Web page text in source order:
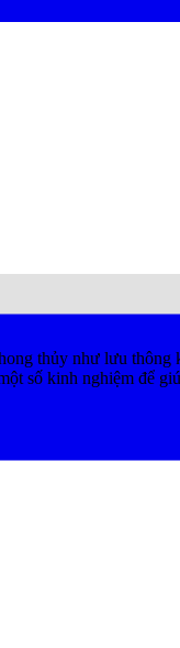
thủy như lưu
số kinh nghiệm để